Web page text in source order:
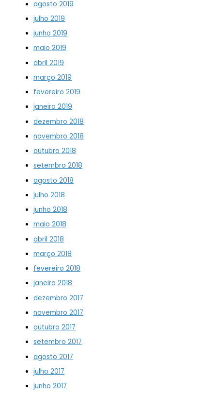
agosto 2019
julho 2019
junho 2019
maio 2019
abril 2019
março 2019
fevereiro 2019
janeiro 2019
dezembro 2018
novembro 2018
outubro 2018
setembro 2018
agosto 2018
julho 2018
junho 2018
maio 2018
abril 2018
março 2018
fevereiro 2018
janeiro 2018
dezembro 2017
novembro 2017
outubro 2017
setembro 2017
agosto 2017
julho 2017
junho 2017